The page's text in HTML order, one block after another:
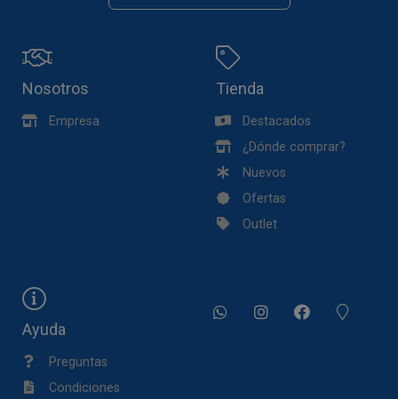
Nosotros
Empresa
Tienda
Destacados
¿Dónde comprar?
Nuevos
Ofertas
Outlet
Ayuda
Preguntas
Condiciones